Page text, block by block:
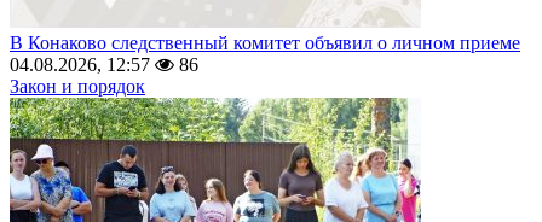
В Конаково следственный комитет объявил о личном приеме
04.08.2026, 12:57
86
Закон и порядок